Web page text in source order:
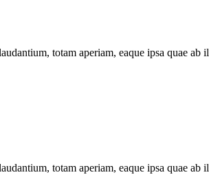
totam aperiam, eaque ipsa quae
totam aperiam, eaque ipsa quae